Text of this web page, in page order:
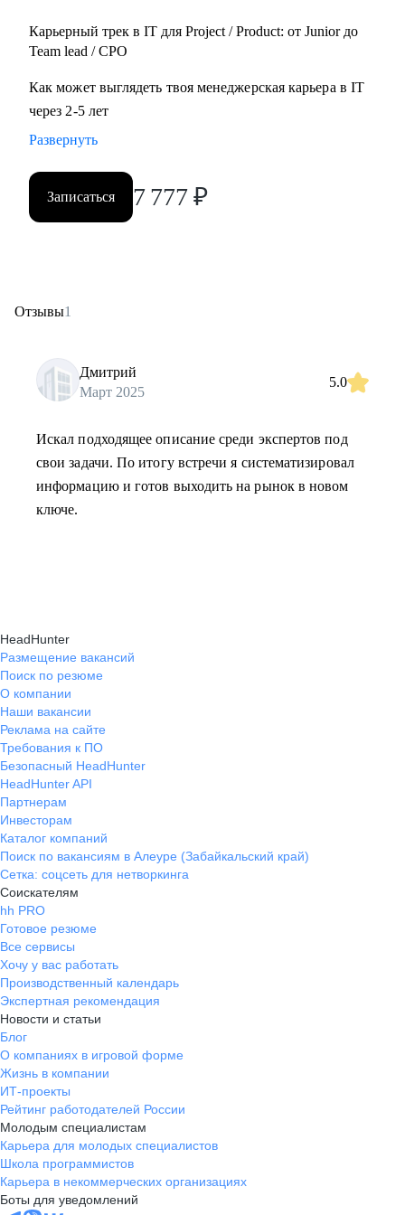
Карьерный трек в IT для Project / Product: от Junior до
Team lead / CPO
Как может выглядеть твоя менеджерская карьера в IT
через 2-5 лет
Развернуть
Записаться 7 777 ₽
Отзывы1
Дмитрий
Март 2025
5.0
Искал подходящее описание среди экспертов под
свои задачи. По итогу встречи я систематизировал
информацию и готов выходить на рынок в новом
ключе.
HeadHunter
Размещение вакансий
Поиск по резюме
О компании
Наши вакансии
Реклама на сайте
Требования к ПО
Безопасный HeadHunter
HeadHunter API
Партнерам
Инвесторам
Каталог компаний
Поиск по вакансиям в Алеуре (Забайкальский край)
Сетка: соцсеть для нетворкинга
Соискателям
hh PRO
Готовое резюме
Все сервисы
Хочу у вас работать
Производственный календарь
Экспертная рекомендация
Новости и статьи
Блог
О компаниях в игровой форме
Жизнь в компании
ИТ-проекты
Рейтинг работодателей России
Молодым специалистам
Карьера для молодых специалистов
Школа программистов
Карьера в некоммерческих организациях
Боты для уведомлений